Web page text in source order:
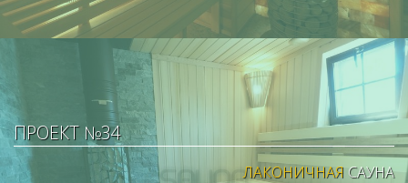
ПРОЕКТ №34
ЛАКОНИЧНАЯ САУНА